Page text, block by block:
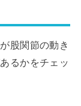
股関節の動き
るかをチェッ